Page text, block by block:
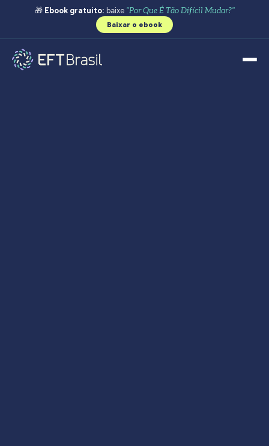
🎁 Ebook gratuito: baixe "Por Que É Tão Difícil Mudar?"
Baixar o ebook